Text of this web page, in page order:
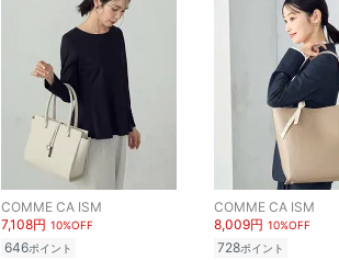
COMME CA ISM
7,108円 10%OFF
646ポイント
COMME CA ISM
8,009円 10%OFF
728ポイント